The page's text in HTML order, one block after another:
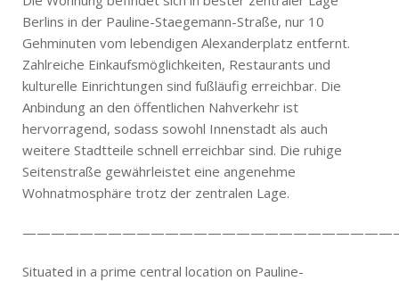
Berlins in der Pauline-Staegemann-Straße, nur 10
Gehminuten vom lebendigen Alexanderplatz entfernt.
Zahlreiche Einkaufsmöglichkeiten, Restaurants und
kulturelle Einrichtungen sind fußläufig erreichbar. Die
Anbindung an den öffentlichen Nahverkehr ist
hervorragend, sodass sowohl Innenstadt als auch
weitere Stadtteile schnell erreichbar sind. Die ruhige
Seitenstraße gewährleistet eine angenehme
Wohnatmosphäre trotz der zentralen Lage.
Situated in a prime central location on Pauline-